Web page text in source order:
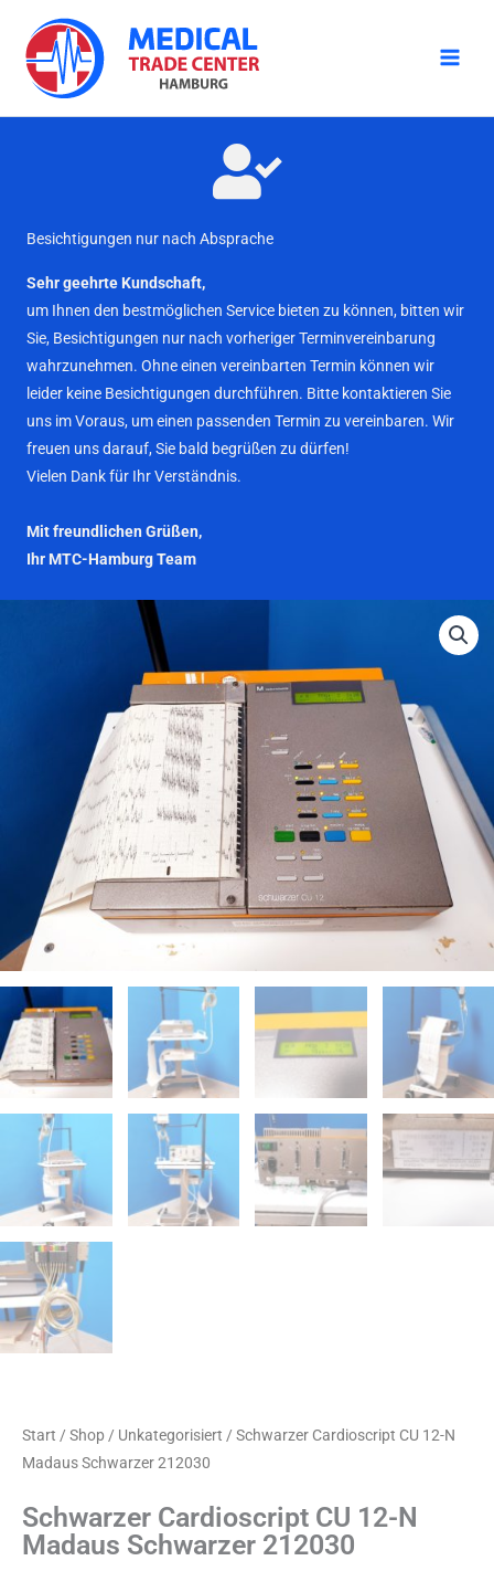
Inhalt
springen
Besichtigungen nur nach Absprache
Sehr geehrte Kundschaft,
um Ihnen den bestmöglichen Service bieten zu können, bitten wir
Sie, Besichtigungen nur nach vorheriger Terminvereinbarung
wahrzunehmen. Ohne einen vereinbarten Termin können wir
leider keine Besichtigungen durchführen. Bitte kontaktieren Sie
uns im Voraus, um einen passenden Termin zu vereinbaren. Wir
freuen uns darauf, Sie bald begrüßen zu dürfen!
Vielen Dank für Ihr Verständnis.
Mit freundlichen Grüßen,
Ihr MTC-Hamburg Team
Start / Shop / Unkategorisiert / Schwarzer Cardioscript CU 12-N
Madaus Schwarzer 212030
Schwarzer Cardioscript CU 12-N
Madaus Schwarzer 212030